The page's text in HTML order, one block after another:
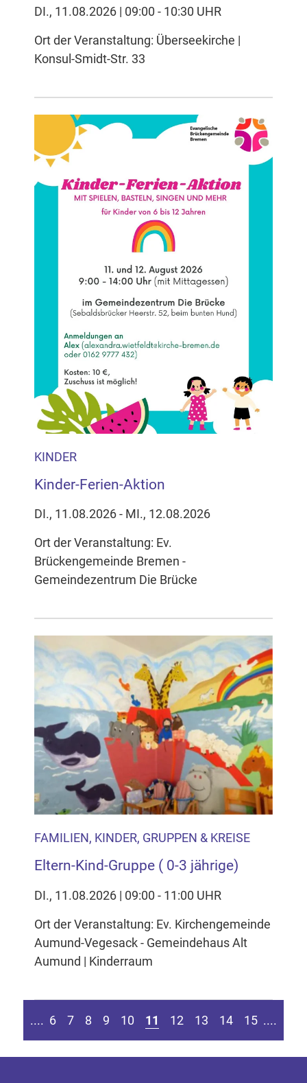
DI., 11.08.2026 | 09:00 - 10:30 UHR
Ort der Veranstaltung: Überseekirche |
Konsul-Smidt-Str. 33
KINDER
Kinder-Ferien-Aktion
DI., 11.08.2026 - MI., 12.08.2026
Ort der Veranstaltung: Ev.
Brückengemeinde Bremen -
Gemeindezentrum Die Brücke
FAMILIEN, KINDER, GRUPPEN & KREISE
Eltern-Kind-Gruppe ( 0-3 jährige)
DI., 11.08.2026 | 09:00 - 11:00 UHR
Ort der Veranstaltung: Ev. Kirchengemeinde
Aumund-Vegesack - Gemeindehaus Alt
Aumund | Kinderraum
Seite springen
Zur vorherigen Seite
.... 6 7 8 9 10 11 12 13 14 15 ....